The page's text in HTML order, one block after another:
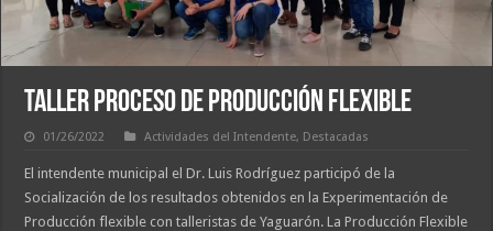
TALLER PROCESO DE PRODUCCIÓN FLEXIBLE
01/26/2022 Actividades del Intendente, Destacadas
El intendente municipal el Dr. Luis Rodríguez participó de la
Socialización de los resultados obtenidos en la Experimentación de
Producción flexible con talleristas de Yaguarón. La Producción Flexible